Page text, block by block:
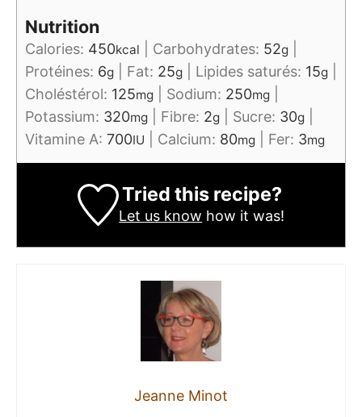
Nutrition
Calories: 450kcal Carbohydrates: 52g
Protéines: 6g Fat: 25g Lipides saturés: 15g
Choléstérol: 125mg Sodium: 250mg
Potassium: 320mg Fibre: 2g Sucre: 30g
Vitamine A: 700IU Calcium: 80mg Fer: 3mg
Tried this recipe?
Let us know how it was!
Jeanne Minot